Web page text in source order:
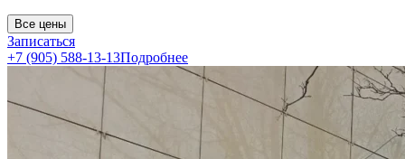
Все цены
Записаться
+7 (905) 588-13-13Подробнее